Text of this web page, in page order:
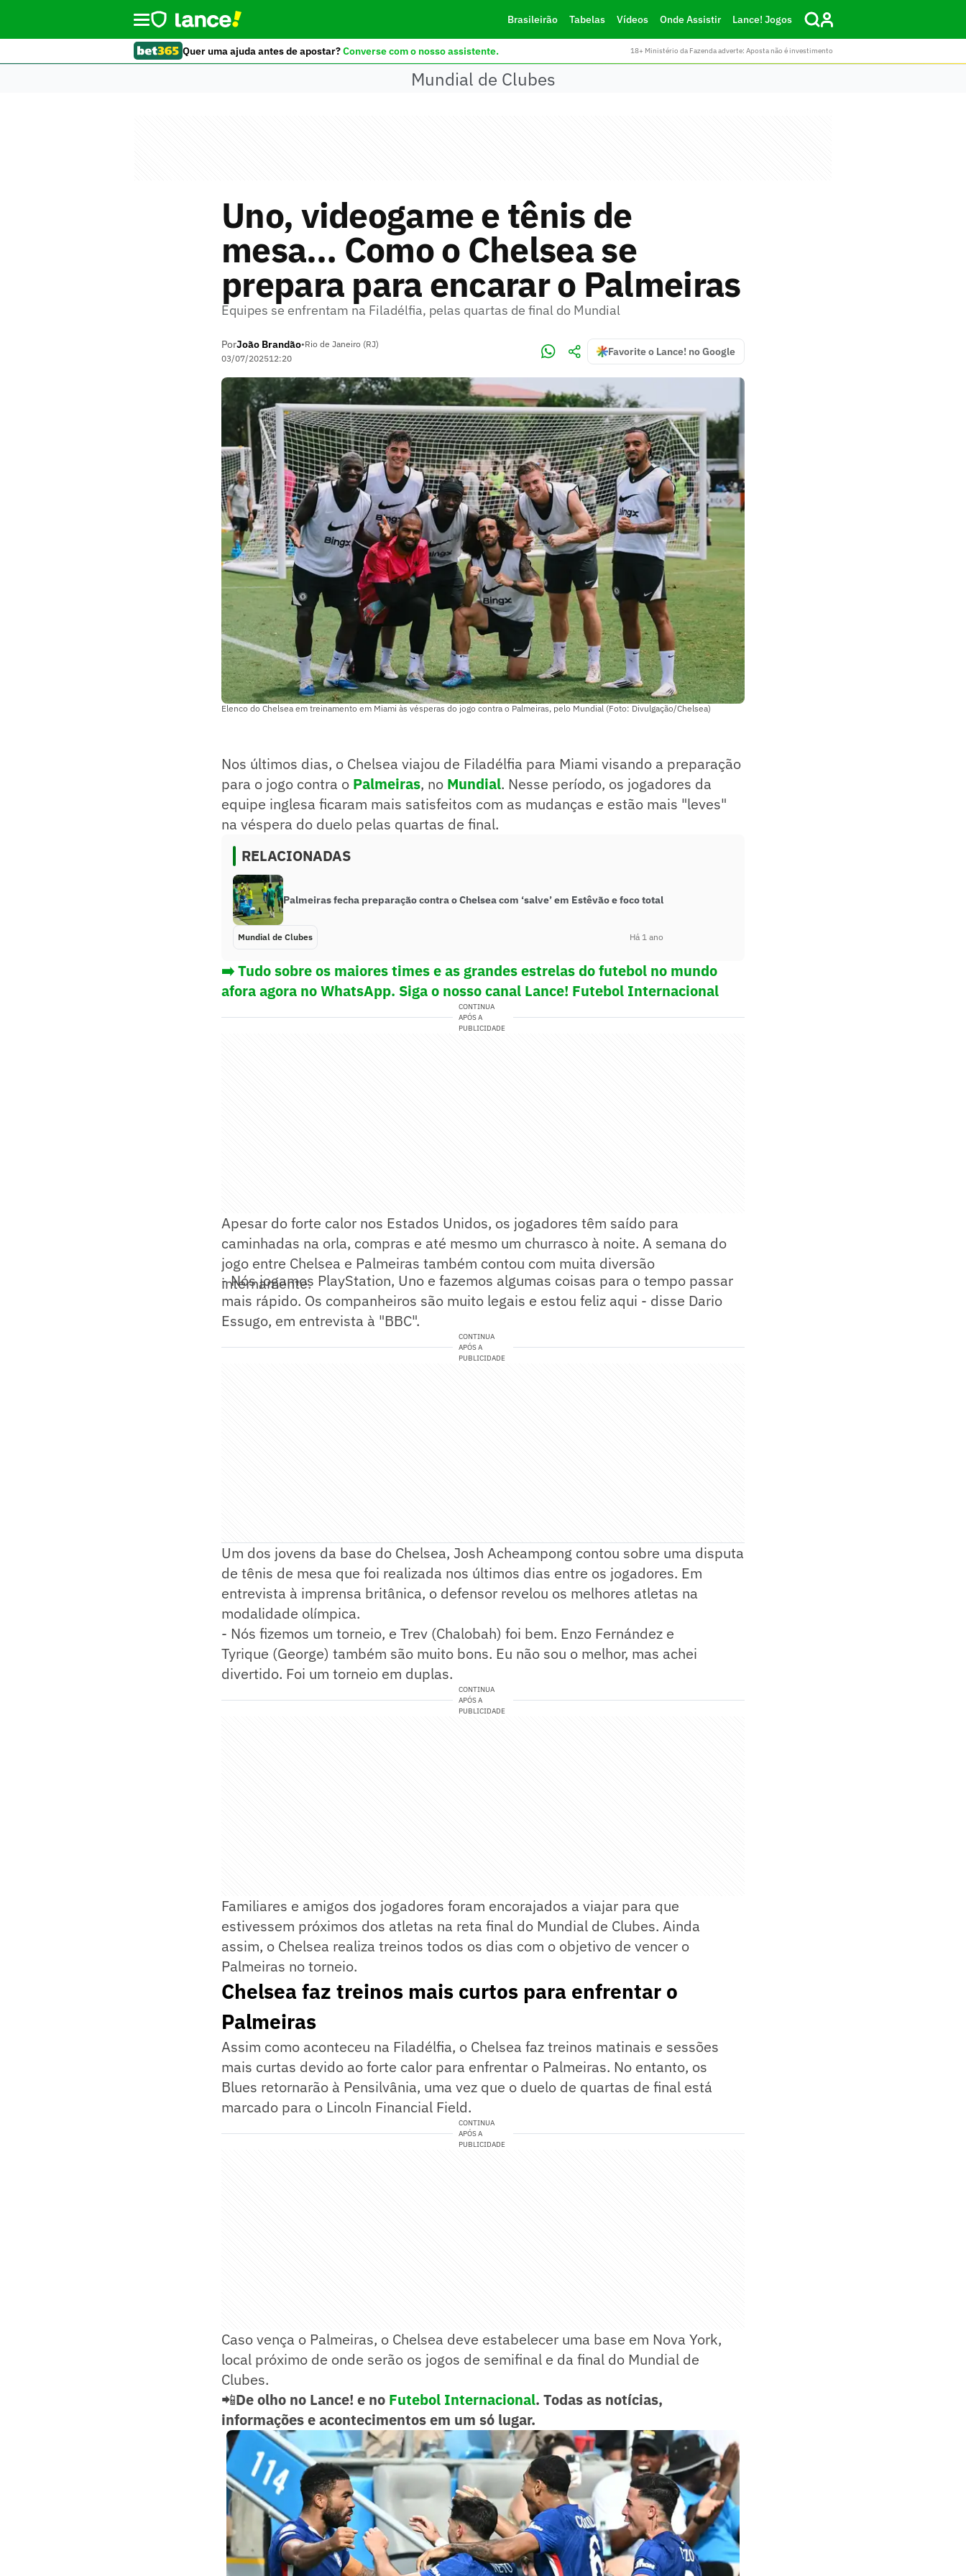
Brasileirão Tabelas Vídeos Onde Assistir Lance! Jogos
Quer uma ajuda antes de apostar?Converse com o nosso assistente. 18+ Ministério da Fazenda adverte: Aposta não é investimento
Mundial de Clubes
Uno, videogame e tênis de
mesa… Como o Chelsea se
prepara para encarar o Palmeiras
Equipes se enfrentam na Filadélfia, pelas quartas de final do Mundial
PorJoão Brandão•Rio de Janeiro (RJ)
03/07/202512:20
Favorite o Lance! no Google
Elenco do Chelsea em treinamento em Miami às vésperas do jogo contra o Palmeiras, pelo Mundial (Foto: Divulgação/Chelsea)
Nos últimos dias, o Chelsea viajou de Filadélfia para Miami visando a preparação
para o jogo contra o Palmeiras, no Mundial. Nesse período, os jogadores da
equipe inglesa ficaram mais satisfeitos com as mudanças e estão mais "leves"
na véspera do duelo pelas quartas de final.
RELACIONADAS
Palmeiras fecha preparação contra o Chelsea com ‘salve’ em Estêvão e foco total
Mundial de Clubes Há 1 ano
➡️ Tudo sobre os maiores times e as grandes estrelas do futebol no mundo
afora agora no WhatsApp. Siga o nosso canal Lance! Futebol Internacional
CONTINUA
APÓS A
PUBLICIDADE
Apesar do forte calor nos Estados Unidos, os jogadores têm saído para
caminhadas na orla, compras e até mesmo um churrasco à noite. A semana do
jogo entre Chelsea e Palmeiras também contou com muita diversão
internamente.
- Nós jogamos PlayStation, Uno e fazemos algumas coisas para o tempo passar
mais rápido. Os companheiros são muito legais e estou feliz aqui - disse Dario
Essugo, em entrevista à "BBC".
CONTINUA
APÓS A
PUBLICIDADE
Um dos jovens da base do Chelsea, Josh Acheampong contou sobre uma disputa
de tênis de mesa que foi realizada nos últimos dias entre os jogadores. Em
entrevista à imprensa britânica, o defensor revelou os melhores atletas na
modalidade olímpica.
- Nós fizemos um torneio, e Trev (Chalobah) foi bem. Enzo Fernández e
Tyrique (George) também são muito bons. Eu não sou o melhor, mas achei
divertido. Foi um torneio em duplas.
CONTINUA
APÓS A
PUBLICIDADE
Familiares e amigos dos jogadores foram encorajados a viajar para que
estivessem próximos dos atletas na reta final do Mundial de Clubes. Ainda
assim, o Chelsea realiza treinos todos os dias com o objetivo de vencer o
Palmeiras no torneio.
Chelsea faz treinos mais curtos para enfrentar o
Palmeiras
Assim como aconteceu na Filadélfia, o Chelsea faz treinos matinais e sessões
mais curtas devido ao forte calor para enfrentar o Palmeiras. No entanto, os
Blues retornarão à Pensilvânia, uma vez que o duelo de quartas de final está
marcado para o Lincoln Financial Field.
CONTINUA
APÓS A
PUBLICIDADE
Caso vença o Palmeiras, o Chelsea deve estabelecer uma base em Nova York,
local próximo de onde serão os jogos de semifinal e da final do Mundial de
Clubes.
📲De olho no Lance! e no Futebol Internacional. Todas as notícias,
informações e acontecimentos em um só lugar.